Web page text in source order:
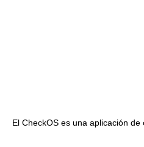
El CheckOS es una aplicación